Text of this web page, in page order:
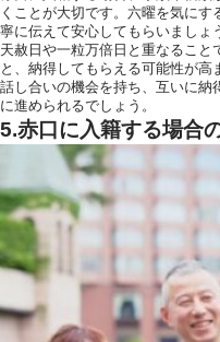
くことが大切です。六曜を気に
寧に伝えて安心してもらいましょ
天赦日や一粒万倍日と重なること
と、納得してもらえる可能性が高
話し合いの機会を持ち、互いに納
に進められるでしょう。
5.赤口に入籍する場合